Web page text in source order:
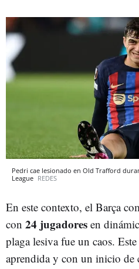
Pedri cae lesionado en Old Trafford
League REDES
En este contexto, el Barça
con 24 jugadores en
plaga lesiva fue un caos.
aprendida y con un inicio de